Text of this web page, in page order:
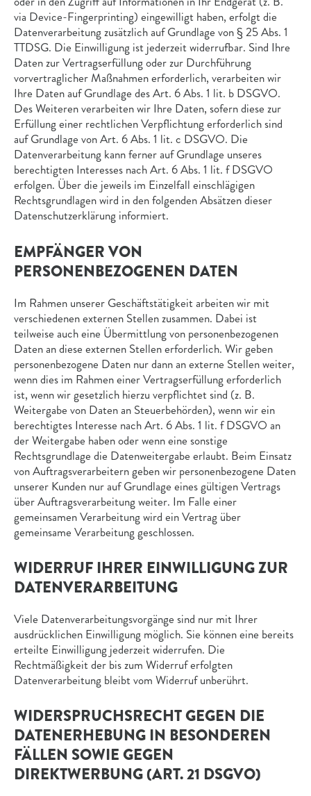
via Device-Fingerprinting) eingewilligt haben, erfolgt die
Datenverarbeitung zusätzlich auf Grundlage von § 25 Abs. 1
TTDSG. Die Einwilligung ist jederzeit widerrufbar. Sind Ihre
Daten zur Vertragserfüllung oder zur Durchführung
vorvertraglicher Maßnahmen erforderlich, verarbeiten wir
Ihre Daten auf Grundlage des Art. 6 Abs. 1 lit. b DSGVO.
Des Weiteren verarbeiten wir Ihre Daten, sofern diese zur
Erfüllung einer rechtlichen Verpflichtung erforderlich sind
auf Grundlage von Art. 6 Abs. 1 lit. c DSGVO. Die
Datenverarbeitung kann ferner auf Grundlage unseres
berechtigten Interesses nach Art. 6 Abs. 1 lit. f DSGVO
erfolgen. Über die jeweils im Einzelfall einschlägigen
Rechtsgrundlagen wird in den folgenden Absätzen dieser
Datenschutzerklärung informiert.
EMPFÄNGER VON
PERSONENBEZOGENEN DATEN
Im Rahmen unserer Geschäftstätigkeit arbeiten wir mit
verschiedenen externen Stellen zusammen. Dabei ist
teilweise auch eine Übermittlung von personenbezogenen
Daten an diese externen Stellen erforderlich. Wir geben
personenbezogene Daten nur dann an externe Stellen weiter,
wenn dies im Rahmen einer Vertragserfüllung erforderlich
ist, wenn wir gesetzlich hierzu verpflichtet sind (z. B.
Weitergabe von Daten an Steuerbehörden), wenn wir ein
berechtigtes Interesse nach Art. 6 Abs. 1 lit. f DSGVO an
der Weitergabe haben oder wenn eine sonstige
Rechtsgrundlage die Datenweitergabe erlaubt. Beim Einsatz
von Auftragsverarbeitern geben wir personenbezogene Daten
unserer Kunden nur auf Grundlage eines gültigen Vertrags
über Auftragsverarbeitung weiter. Im Falle einer
gemeinsamen Verarbeitung wird ein Vertrag über
gemeinsame Verarbeitung geschlossen.
WIDERRUF IHRER EINWILLIGUNG ZUR
DATENVERARBEITUNG
Viele Datenverarbeitungsvorgänge sind nur mit Ihrer
ausdrücklichen Einwilligung möglich. Sie können eine bereits
erteilte Einwilligung jederzeit widerrufen. Die
Rechtmäßigkeit der bis zum Widerruf erfolgten
Datenverarbeitung bleibt vom Widerruf unberührt.
WIDERSPRUCHSRECHT GEGEN DIE
DATENERHEBUNG IN BESONDEREN
FÄLLEN SOWIE GEGEN
DIREKTWERBUNG (ART. 21 DSGVO)